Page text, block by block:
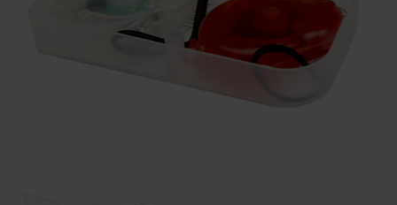
Auto & Veiligheid
Gezondheid & Verzorging